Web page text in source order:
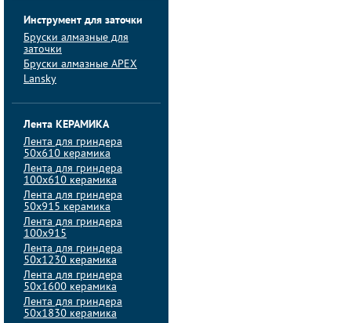
Инструмент для заточки
Бруски алмазные для
заточки
Бруски алмазные APEX
Lansky
Лента КЕРАМИКА
Лента для гриндера
50х610 керамика
Лента для гриндера
100х610 керамика
Лента для гриндера
50х915 керамика
Лента для гриндера
100х915
Лента для гриндера
50х1230 керамика
Лента для гриндера
50х1600 керамика
Лента для гриндера
50х1830 керамика